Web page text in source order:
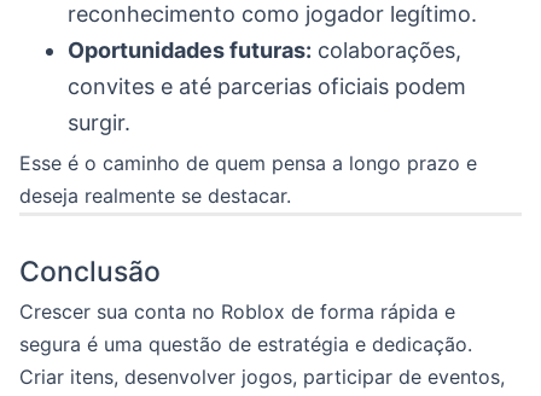
reconhecimento como jogador legítimo.
Oportunidades futuras: colaborações,
convites e até parcerias oficiais podem
surgir.
Esse é o caminho de quem pensa a longo prazo e
deseja realmente se destacar.
Conclusão
Crescer sua conta no Roblox de forma rápida e
segura é uma questão de estratégia e dedicação.
Criar itens, desenvolver jogos, participar de eventos,